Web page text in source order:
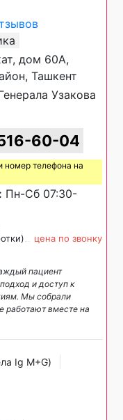
дом 60А,
Ташкент
Узакова
60-04
номер телефона на
Пн-Сб 07:30-
цена по звонку
пациент
и доступ к
Мы собрали
работают вместе на
Ig М+G)